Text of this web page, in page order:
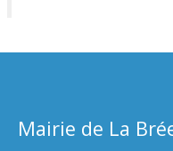
Mairie de La